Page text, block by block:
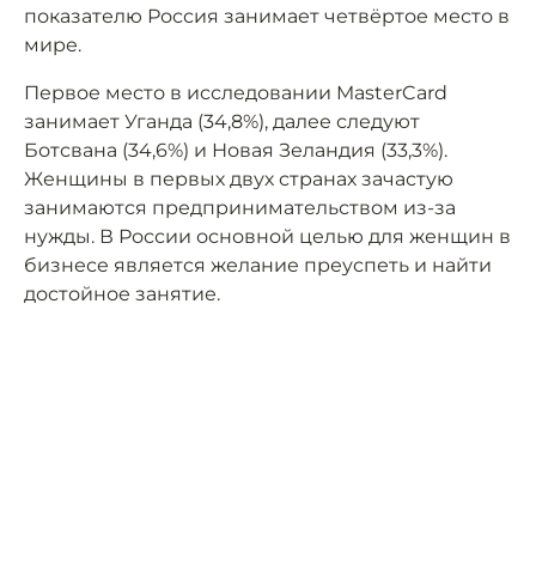
показателю Россия занимает четвёртое место в
мире.
Первое место в исследовании MasterCard
занимает Уганда (34,8%), далее следуют
Ботсвана (34,6%) и Новая Зеландия (33,3%).
Женщины в первых двух странах зачастую
занимаются предпринимательством из-за
нужды. В России основной целью для женщин в
бизнесе является желание преуспеть и найти
достойное занятие.